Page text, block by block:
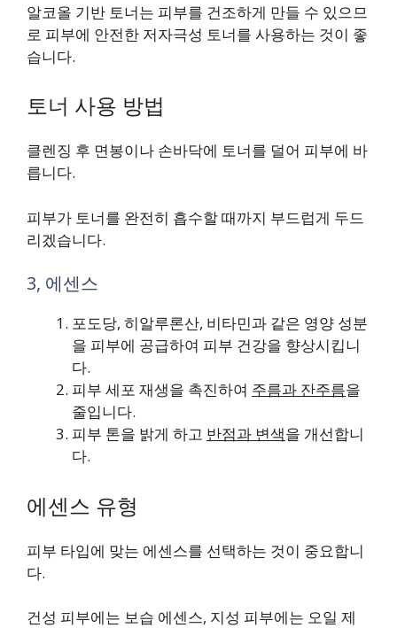
알코올 기반 토너는 피부를 건조하게 만들 수 있으므
로 피부에 안전한 저자극성 토너를 사용하는 것이 좋
습니다.
토너 사용 방법
클렌징 후 면봉이나 손바닥에 토너를 덜어 피부에 바
릅니다.
피부가 토너를 완전히 흡수할 때까지 부드럽게 두드
리겠습니다.
3, 에센스
포도당, 히알루론산, 비타민과 같은 영양 성분
을 피부에 공급하여 피부 건강을 향상시킵니
다.
피부 세포 재생을 촉진하여 주름과 잔주름을
줄입니다.
피부 톤을 밝게 하고 반점과 변색을 개선합니
다.
에센스 유형
피부 타입에 맞는 에센스를 선택하는 것이 중요합니
다.
건성 피부에는 보습 에센스, 지성 피부에는 오일 제